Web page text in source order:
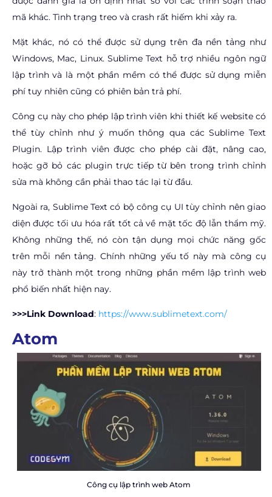
mã khác. Tình trạng treo và crash rất hiếm khi xảy ra.
Mặt khác, nó có thể được sử dụng trên đa nền tảng như
Windows, Mac, Linux. Sublime Text hỗ trợ nhiều ngôn ngữ
lập trình và là một phần mềm có thể được sử dụng miễn
phí tuy nhiên cũng có phiên bản trả phí.
Công cụ này cho phép lập trình viên khi thiết kế website có
thể tùy chỉnh như ý muốn thông qua các Sublime Text
Plugin. Lập trình viên được cho phép cài đặt, nâng cao,
hoặc gỡ bỏ các plugin trực tiếp từ bên trong trình chỉnh
sửa mà không cần phải thao tác lại từ đầu.
Ngoài ra, Sublime Text có bộ công cụ UI tùy chỉnh nên giao
diện được tối ưu hóa rất tốt cả về mặt tốc độ lẫn thẩm mỹ.
Không những thế, nó còn tận dụng mọi chức năng gốc
trên mỗi nền tảng. Chính những yếu tố này mà công cụ
này trở thành một trong những phần mềm lập trình web
phổ biến nhất hiện nay.
>>>Link Download: https://www.sublimetext.com/
Atom
Công cụ lập trình web Atom